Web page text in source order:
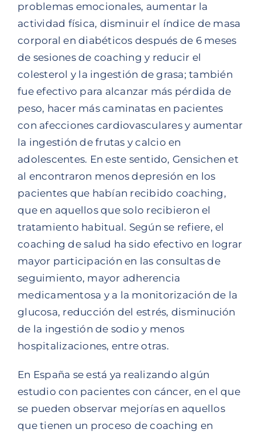
problemas emocionales, aumentar la
actividad física, disminuir el índice de masa
corporal en diabéticos después de 6 meses
de sesiones de coaching y reducir el
colesterol y la ingestión de grasa; también
fue efectivo para alcanzar más pérdida de
peso, hacer más caminatas en pacientes
con afecciones cardiovasculares y aumentar
la ingestión de frutas y calcio en
adolescentes. En este sentido, Gensichen et
al encontraron menos depresión en los
pacientes que habían recibido coaching,
que en aquellos que solo recibieron el
tratamiento habitual. Según se refiere, el
coaching de salud ha sido efectivo en lograr
mayor participación en las consultas de
seguimiento, mayor adherencia
medicamentosa y a la monitorización de la
glucosa, reducción del estrés, disminución
de la ingestión de sodio y menos
hospitalizaciones, entre otras.
En España se está ya realizando algún
estudio con pacientes con cáncer, en el que
se pueden observar mejorías en aquellos
que tienen un proceso de coaching en